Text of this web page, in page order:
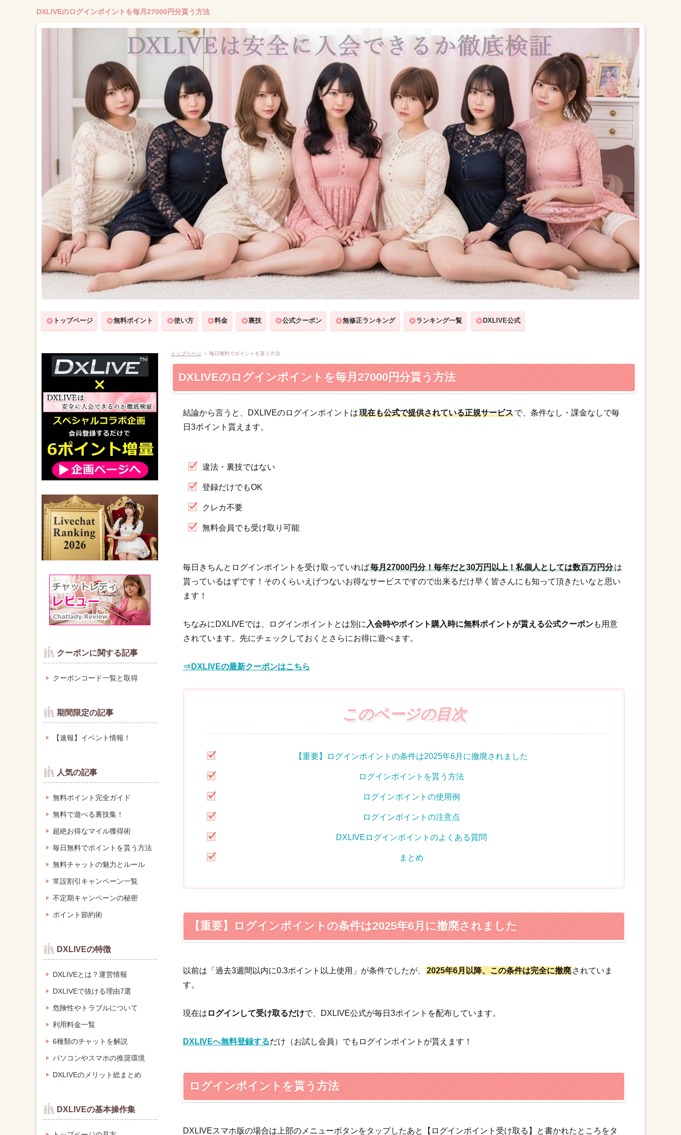
DXLIVEのログインポイントを毎月27000円分貰う方法
トップページ 無料ポイント 使い方 料金 裏技 公式クーポン 無修正ランキング ランキング一覧 DXLIVE公式
トップページ ＞ 毎日無料でポイントを貰う方法
DXLIVEのログインポイントを毎月27000円分貰う方法
結論から言うと、DXLIVEのログインポイントは現在も公式で提供されている正規サービスで、条件なし・課金なしで毎
日3ポイント貰えます。
違法・裏技ではない
登録だけでもOK
クレカ不要
無料会員でも受け取り可能
毎日きちんとログインポイントを受け取っていれば毎月27000円分！毎年だと30万円以上！私個人としては数百万円分は
貰っているはずです！そのくらいえげつないお得なサービスですので出来るだけ早く皆さんにも知って頂きたいなと思い
ます！
ちなみにDXLIVEでは、ログインポイントとは別に 入会時やポイント購入時に無料ポイントが貰える公式クーポンも用意
されています。先にチェックしておくとさらにお得に遊べます。
⇒DXLIVEの最新クーポンはこちら
このページの目次
【重要】ログインポイントの条件は2025年6月に撤廃されました
ログインポイントを貰う方法
ログインポイントの使用例
ログインポイントの注意点
DXLIVEログインポイントのよくある質問
まとめ
【重要】ログインポイントの条件は2025年6月に撤廃されました
以前は「過去3週間以内に0.3ポイント以上使用」が条件でしたが、 2025年6月以降、この条件は完全に撤廃 されていま
す。
現在は ログインして受け取るだけで、DXLIVE公式が毎日3ポイントを配布しています。
DXLIVEへ無料登録するだけ（お試し会員）でもログインポイントが貰えます！
ログインポイントを貰う方法
DXLIVEスマホ版の場合は上部のメニューボタンをタップしたあと【ログインポイント受け取る】と書かれたところをタ
クーポンに関する記事
クーポンコード一覧と取得
期間限定の記事
【速報】イベント情報！
人気の記事
無料ポイント完全ガイド
無料で遊べる裏技集！
超絶お得なマイル獲得術
毎日無料でポイントを貰う方法
無料チャットの魅力とルール
常設割引キャンペーン一覧
不定期キャンペーンの秘密
ポイント節約術
DXLIVEの特徴
DXLIVEとは？運営情報
DXLIVEで抜ける理由7選
危険性やトラブルについて
利用料金一覧
6種類のチャットを解説
パソコンやスマホの推奨環境
DXLIVEのメリット総まとめ
DXLIVEの基本操作集